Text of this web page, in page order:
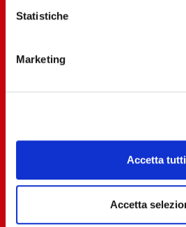
Statistiche
Marketing
Accetta tutti
Accetta
Azienda
Cookie Policy